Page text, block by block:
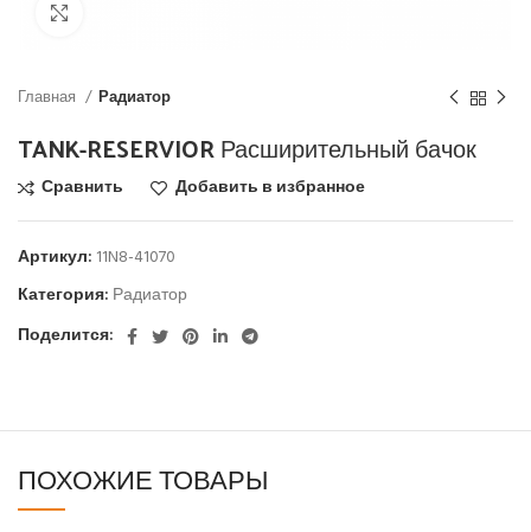
Главная Радиатор
TANK-RESERVIOR Расширительный бачок
Сравнить Добавить в избранное
Артикул: 11N8-41070
Категория: Радиатор
Поделится:
ПОХОЖИЕ ТОВАРЫ